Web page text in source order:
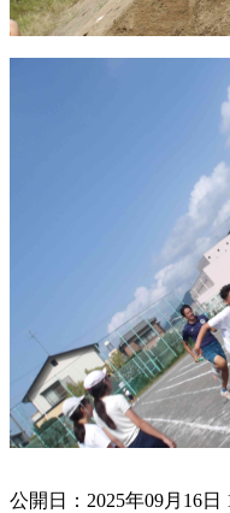
公開日：2025年09月16日